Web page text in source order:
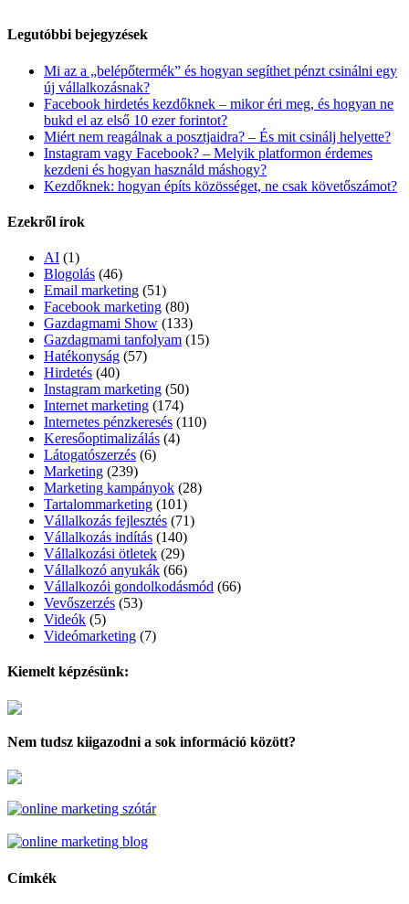
Legutóbbi bejegyzések
Mi az a „belépőtermék” és hogyan segíthet pénzt csinálni egy
új vállalkozásnak?
Facebook hirdetés kezdőknek – mikor éri meg, és hogyan ne
bukd el az első 10 ezer forintot?
Miért nem reagálnak a posztjaidra? – És mit csinálj helyette?
Instagram vagy Facebook? – Melyik platformon érdemes
kezdeni és hogyan használd máshogy?
Kezdőknek: hogyan építs közösséget, ne csak követőszámot?
Ezekről írok
AI (1)
Blogolás (46)
Email marketing (51)
Facebook marketing (80)
Gazdagmami Show (133)
Gazdagmami tanfolyam (15)
Hatékonyság (57)
Hirdetés (40)
Instagram marketing (50)
Internet marketing (174)
Internetes pénzkeresés (110)
Keresőoptimalizálás (4)
Látogatószerzés (6)
Marketing (239)
Marketing kampányok (28)
Tartalommarketing (101)
Vállalkozás fejlesztés (71)
Vállalkozás indítás (140)
Vállalkozási ötletek (29)
Vállalkozó anyukák (66)
Vállalkozói gondolkodásmód (66)
Vevőszerzés (53)
Videók (5)
Videómarketing (7)
Kiemelt képzésünk:
Nem tudsz kiigazodni a sok információ között?
Címkék